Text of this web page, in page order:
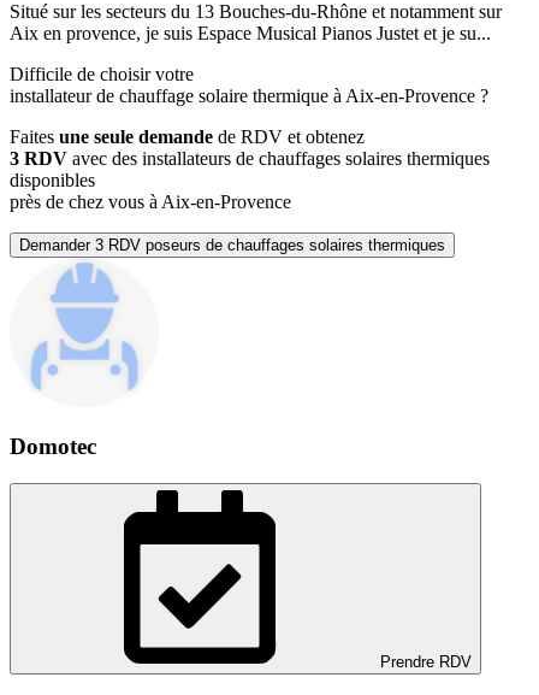
Situé sur les secteurs du 13 Bouches-du-Rhône et notamment sur
Aix en provence, je suis Espace Musical Pianos Justet et je su...
Difficile de choisir votre
installateur de chauffage solaire thermique à Aix-en-Provence ?
Faites une seule demande de RDV et obtenez
3 RDV avec des installateurs de chauffages solaires thermiques
disponibles
près de chez vous à Aix-en-Provence
Demander 3 RDV poseurs de chauffages solaires thermiques
Domotec
Prendre RDV